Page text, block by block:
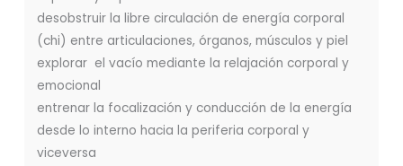
desobstruir la libre circulación de energía corporal
(chi) entre articulaciones, órganos, músculos y piel
explorar el vacío mediante la relajación corporal y
emocional
entrenar la focalización y conducción de la energía
desde lo interno hacia la periferia corporal y
viceversa